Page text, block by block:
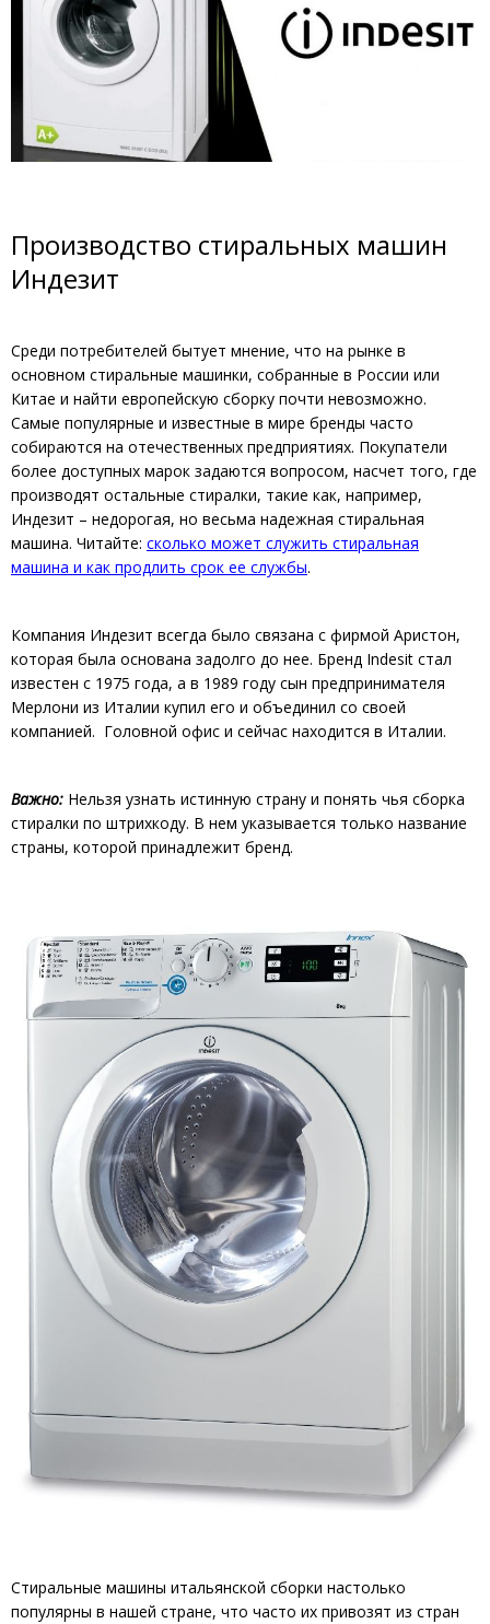
Производство стиральных машин
Индезит
Среди потребителей бытует мнение, что на рынке в
основном стиральные машинки, собранные в России или
Китае и найти европейскую сборку почти невозможно.
Самые популярные и известные в мире бренды часто
собираются на отечественных предприятиях. Покупатели
более доступных марок задаются вопросом, насчет того, где
производят остальные стиралки, такие как, например,
Индезит – недорогая, но весьма надежная стиральная
машина. Читайте: сколько может служить стиральная
машина и как продлить срок ее службы.
Компания Индезит всегда было связана с фирмой Аристон,
которая была основана задолго до нее. Бренд Indesit стал
известен с 1975 года, а в 1989 году сын предпринимателя
Мерлони из Италии купил его и объединил со своей
компанией. Головной офис и сейчас находится в Италии.
Важно: Нельзя узнать истинную страну и понять чья сборка
стиралки по штрихкоду. В нем указывается только название
страны, которой принадлежит бренд.
Стиральные машины итальянской сборки настолько
популярны в нашей стране, что часто их привозят из стран